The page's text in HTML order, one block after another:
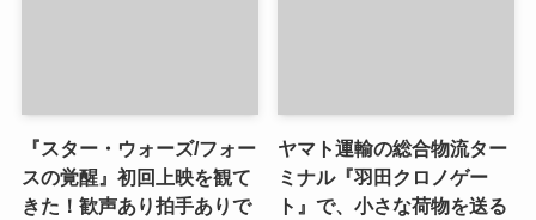
『スター・ウォーズ/フォー
スの覚醒』初回上映を観て
きた！歓声あり拍手ありで
ヤマト運輸の総合物流ター
ミナル『羽田クロノゲー
ト』で、小さな荷物を送る